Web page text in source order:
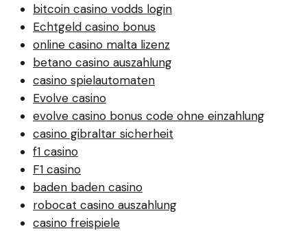
bitcoin casino vodds login
Echtgeld casino bonus
online casino malta lizenz
betano casino auszahlung
casino spielautomaten
Evolve casino
evolve casino bonus code ohne einzahlung
casino gibraltar sicherheit
f1 casino
F1 casino
baden baden casino
robocat casino auszahlung
casino freispiele